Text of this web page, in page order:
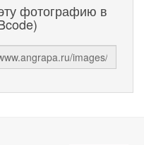
фотографию в